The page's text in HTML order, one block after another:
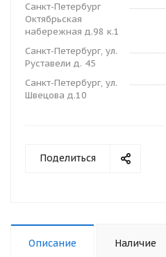
Санкт-Петербург
Октябрьская
набережная д.98 к.1
Санкт-Петербург, ул.
Руставели д. 45
Санкт-Петербург, ул.
Швецова д.10
Поделиться
Описание Наличие